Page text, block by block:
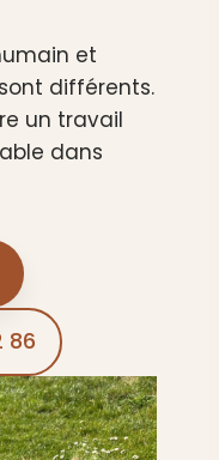
et
différents.
un travail
dans
86